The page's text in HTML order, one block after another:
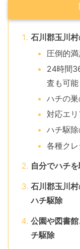
石川郡玉川
圧倒的
24時間
査も可能
ハチの
対応エ
ハチ駆
各種ク
自分でハチ
石川郡玉川
ハチ駆除
公園や図書
チ駆除